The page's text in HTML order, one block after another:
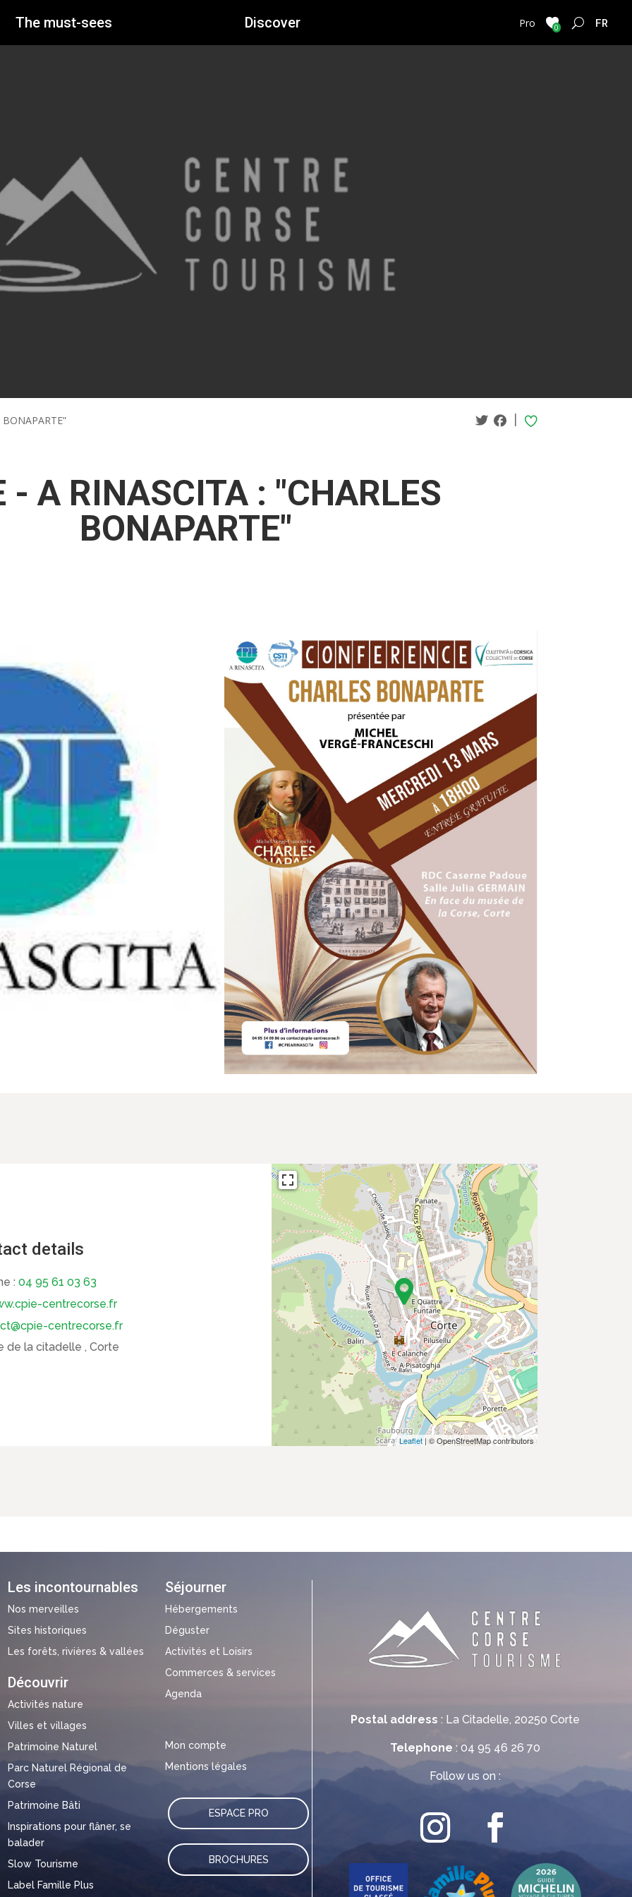
The must-sees Discover Pro 0
BONAPARTE” |
- A RINASCITA : "CHARLES
BONAPARTE"
details
:04 95 61 03 63
centrecorse.fr
centrecorse.fr
de la citadelle , Corte
Leaflet| © OpenStreetMap contributors
Postal address : La Citadelle, 20250 Corte
Telephone : 04 95 46 26 70
Follow us on :
Les incontournables
Nos merveilles
Sites historiques
Les forêts, rivières & vallées
Découvrir
Activités nature
Villes et villages
Patrimoine Naturel
Parc Naturel Régional de
Corse
Patrimoine Bâti
Inspirations pour flâner, se
balader
Slow Tourisme
Label Famille Plus
Séjourner
Hébergements
Déguster
Activités et Loisirs
Commerces & services
Agenda
Mon compte
Mentions légales
ESPACE PRO
BROCHURES